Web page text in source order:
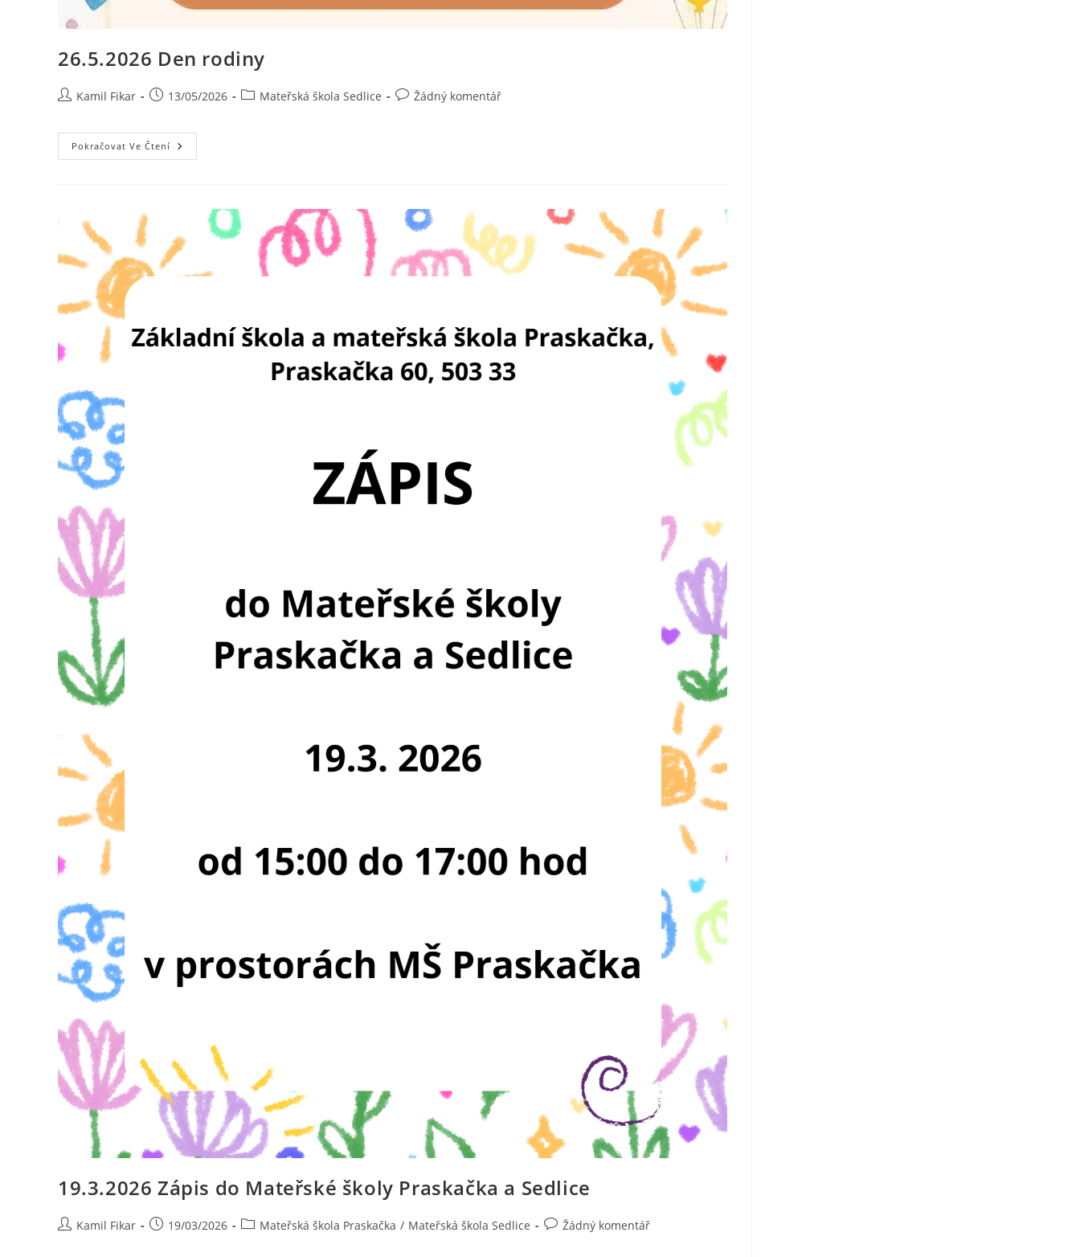
26.5.2026 Den rodiny
Kamil Fikar 13/05/2026 Mateřská škola Sedlice Žádný komentář
Pokračovat Ve Čtení
19.3.2026 Zápis do Mateřské školy Praskačka a Sedlice
Kamil Fikar 19/03/2026 Mateřská škola Praskačka / Mateřská škola Sedlice Žádný komentář